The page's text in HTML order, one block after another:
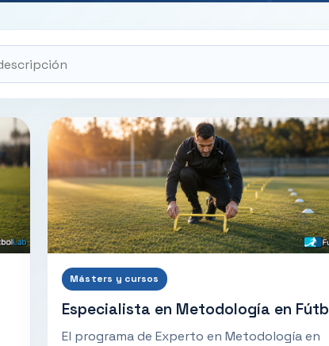
Másters y cursos
Especialista en Metodología en
El programa de Experto en Metodología en